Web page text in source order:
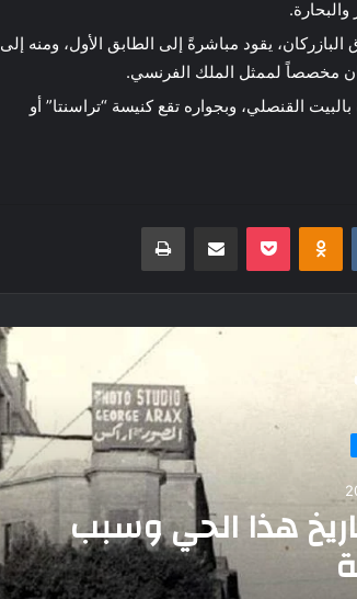
يقود مباشرةً إلى الطابق الأول، ومنه إلى
مخصصاً لممثل الملك الفرنسي.
القنصلي، وبجواره تقع كنيسة “تراسنتا” أو
Odnoklassniki
بوكيت مشاركة عبر البريد طباعة
الذي ربط مصر بعمق
السنين